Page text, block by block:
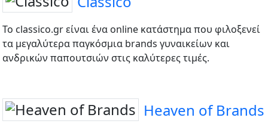
Το classico.gr είναι ένα online κατάστημα που φιλοξενεί
τα μεγαλύτερα παγκόσμια brands γυναικείων και
ανδρικών παπουτσιών στις καλύτερες τιμές.
Heaven of Brands